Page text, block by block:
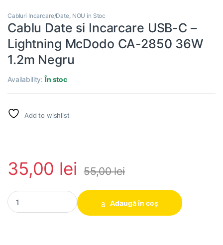
Cabluri Incarcare/Date, NOU in Stoc
Cablu Date si Incarcare USB-C –
Lightning McDodo CA-2850 36W
1.2m Negru
Availability:În stoc
Add to wishlist
35,00 lei 55,00lei
Cablu Date si Incarcare USB-C - Lightning McDodo CA-2850
Adaugă în coș